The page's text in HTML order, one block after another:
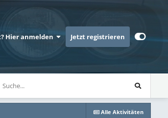
Hier anmelden Jetzt registrieren
Alle Aktivitäten